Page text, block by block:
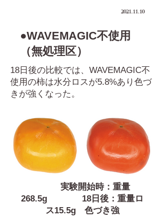
2021.11.10
●WAVEMAGIC不使用
（無処理区）
18日後の比較では、WAVEMAGIC不
使用の柿は水分ロスが5.8%あり色づ
きが強くなった。
実験開始時：重量
268.5g 18日後：重量ロ
ス15.5g 色づき強